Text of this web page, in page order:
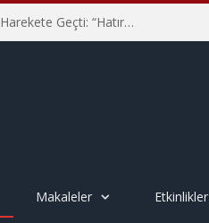
Hiroşima’nın 81. Yılında İtalyan Savaş Karşıtları Harekete Geçti: “Hatırlamak yeterli değil”
Makaleler Etkinlikler